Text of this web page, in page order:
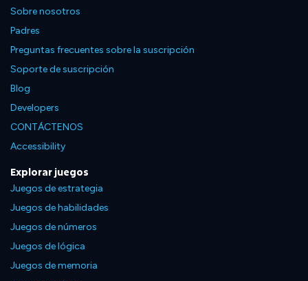
Sobre nosotros
Padres
Preguntas frecuentes sobre la suscripción
Soporte de suscripción
Blog
Developers
CONTÁCTENOS
Accessibility
Explorar juegos
Juegos de estrategia
Juegos de habilidades
Juegos de números
Juegos de lógica
Juegos de memoria